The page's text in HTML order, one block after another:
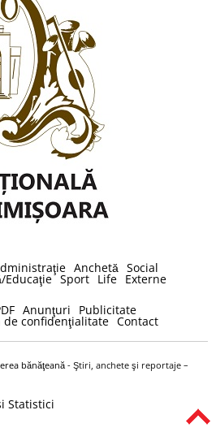
Anchetă Social
Educaţie Sport Life Externe
Anunţuri Publicitate
de confidenţialitate Contact
bănăţeană - Ştiri, anchete şi reportaje –